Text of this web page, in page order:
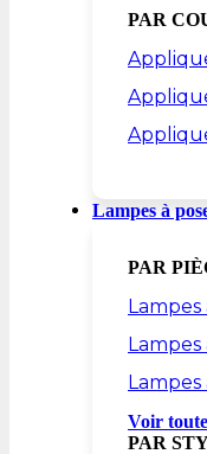
PAR
Lampes à
PAR
Lampes
Voir
PAR